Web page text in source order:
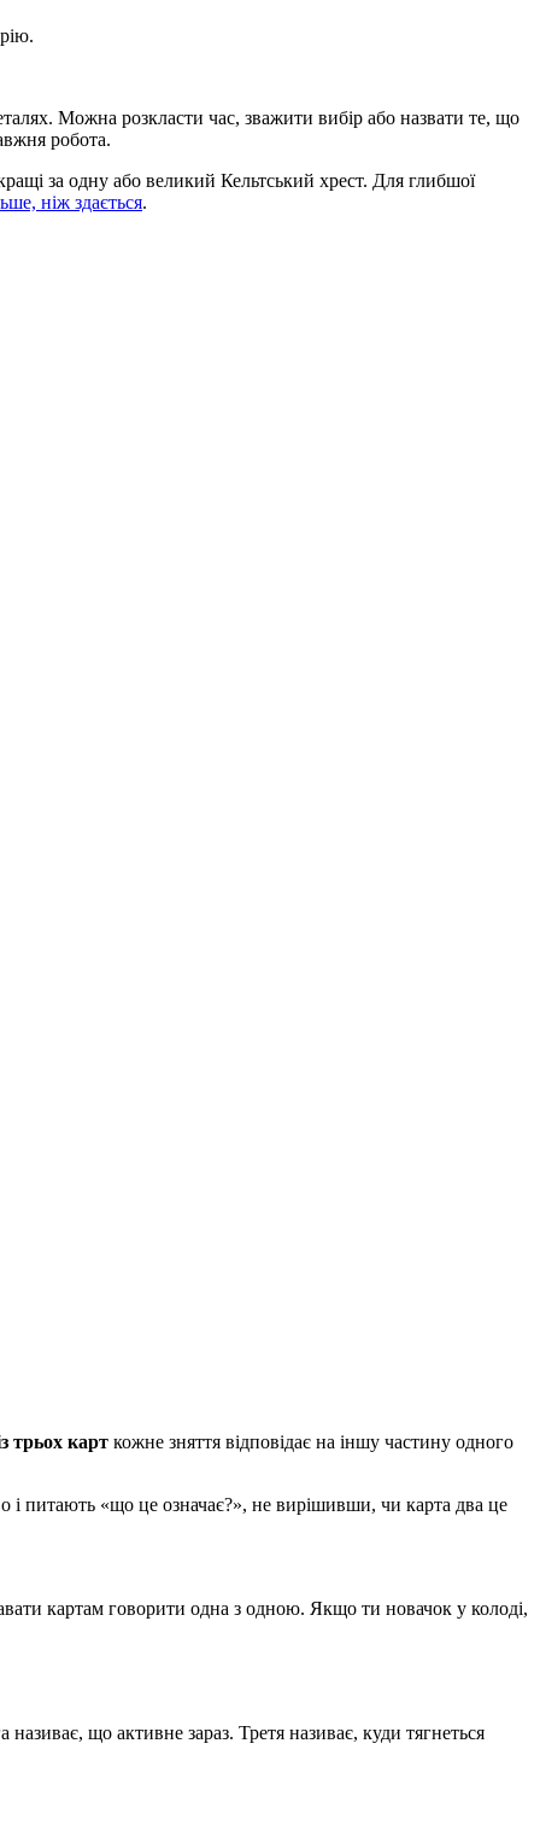
Можна розкласти час, зважити вибір або назвати те, що
робота.
за одну або великий Кельтський хрест. Для глибшої
ніж здається.
трьох карт кожне зняття відповідає на іншу частину одного
і питають «що це означає?», не вирішивши, чи карта два це
картам говорити одна з одною. Якщо ти новачок у колоді,
що активне зараз. Третя називає, куди тягнеться